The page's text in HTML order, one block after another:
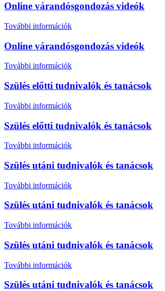
Online várandósgondozás videók
További információk
Online várandósgondozás videók
További információk
Szülés előtti tudnivalók és tanácsok
További információk
Szülés előtti tudnivalók és tanácsok
További információk
Szülés utáni tudnivalók és tanácsok
További információk
Szülés utáni tudnivalók és tanácsok
További információk
Szülés utáni tudnivalók és tanácsok
További információk
Szülés utáni tudnivalók és tanácsok